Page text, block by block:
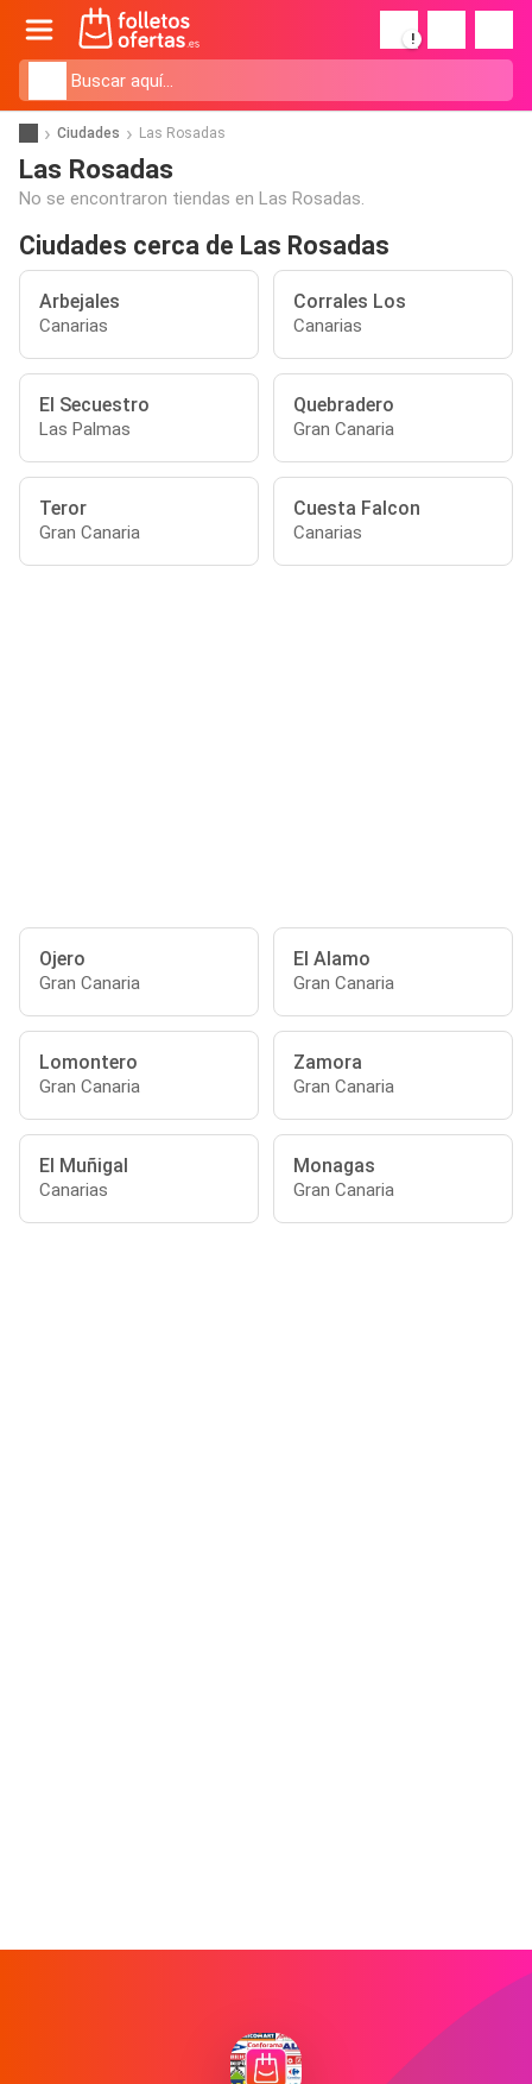
!
Ciudades Las Rosadas
Las Rosadas
No se encontraron tiendas en Las Rosadas.
Ciudades cerca de Las Rosadas
Arbejales
Canarias
Corrales Los
Canarias
El Secuestro
Las Palmas
Quebradero
Gran Canaria
Teror
Gran Canaria
Cuesta Falcon
Canarias
Ojero
Gran Canaria
El Alamo
Gran Canaria
Lomontero
Gran Canaria
Zamora
Gran Canaria
El Muñigal
Canarias
Monagas
Gran Canaria